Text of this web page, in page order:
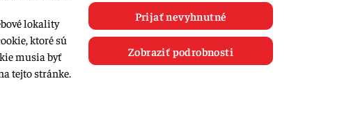
lokality
ktoré sú
musia byť
tejto stránke.
Prijať nevyhnutné
Zobraziť podrobnosti